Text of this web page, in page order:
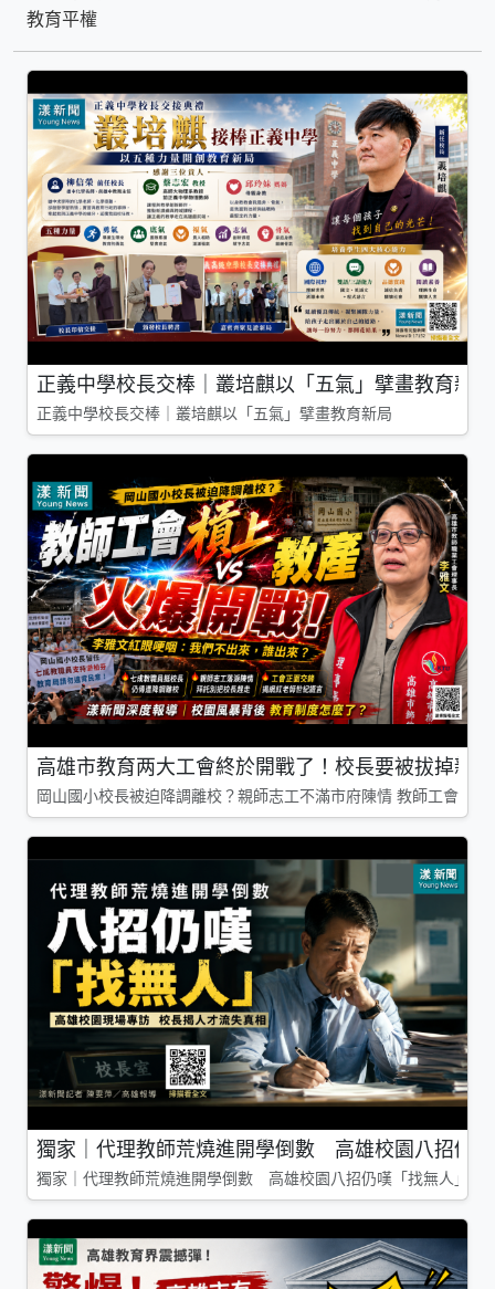
教育平權
正義中學校長交棒｜叢培麒以「五氣」擘畫教育新局
正義中學校長交棒｜叢培麒以「五氣」擘畫教育新局
高雄市教育两大工會終於開戰了！校長要被拔掉親
岡山國小校長被迫降調離校？親師志工不滿市府陳情 教師工會槓
獨家｜代理教師荒燒進開學倒數 高雄校園八招仍
獨家｜代理教師荒燒進開學倒數 高雄校園八招仍嘆「找無人」